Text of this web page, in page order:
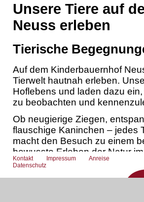
Kontakt Impressum
Anreise
Datenschutz
Unsere Tiere auf
Neuss erleben
Tierische
Auf dem Kinderbauernhof
Tierwelt hautnah erleben.
Hoflebens und laden dazu
zu beobachten und
Ob neugierige Ziegen,
flauschige Kaninchen – jedes
macht den Besuch zu einem
bewusste Erleben der Natur
Raum zum Entdecken.
Der Kinderbauernhof ist ein